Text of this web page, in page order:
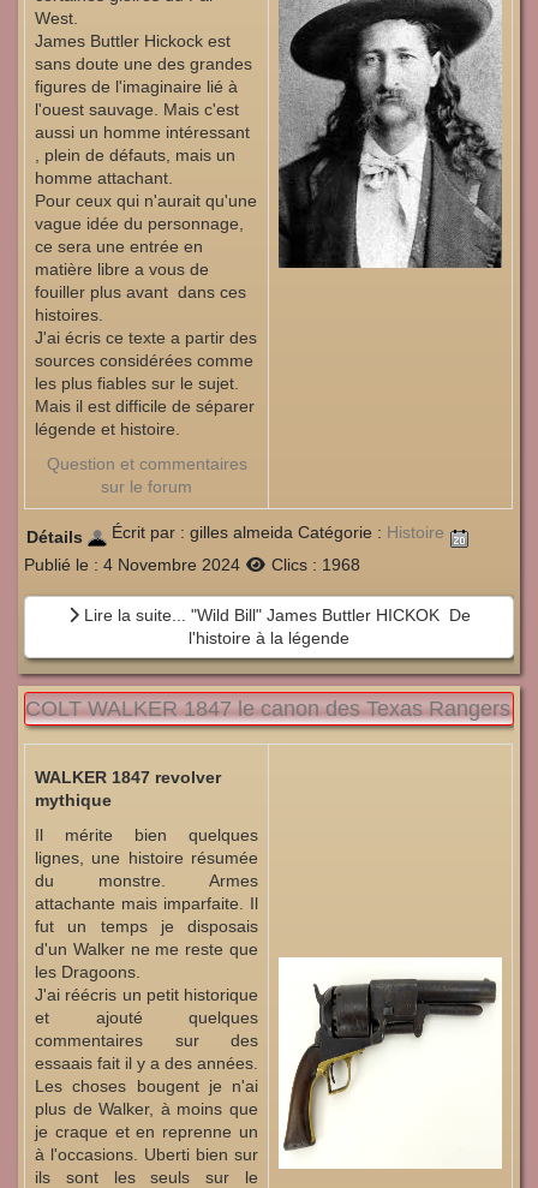
West.
James Buttler Hickock est
sans doute une des grandes
figures de l'imaginaire lié à
l'ouest sauvage. Mais c'est
aussi un homme intéressant
, plein de défauts, mais un
homme attachant.
Pour ceux qui n'aurait qu'une
vague idée du personnage,
ce sera une entrée en
matière libre a vous de
fouiller plus avant dans ces
histoires.
J'ai écris ce texte a partir des
sources considérées comme
les plus fiables sur le sujet.
Mais il est difficile de séparer
légende et histoire.
Question et commentaires
sur le forum
Détails Écrit par : gilles almeida Catégorie : Histoire
Publié le : 4 Novembre 2024
Clics : 1968
Lire la suite... "Wild Bill" James Buttler HICKOK De
l'histoire à la légende
COLT WALKER 1847 le canon des Texas Rangers
WALKER 1847 revolver
mythique
Il mérite bien quelques
lignes, une histoire résumée
du monstre. Armes
attachante mais imparfaite. Il
fut un temps je disposais
d'un Walker ne me reste que
les Dragoons.
J'ai réécris un petit historique
et ajouté quelques
commentaires sur des
essaais fait il y a des années.
Les choses bougent je n'ai
plus de Walker, à moins que
je craque et en reprenne un
à l'occasions. Uberti bien sur
ils sont les seuls sur le